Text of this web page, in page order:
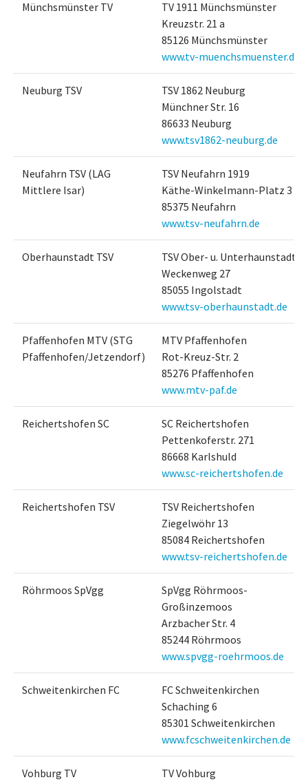
Münchsmünster TV
TV 1911 Münchsmünster
Kreuzstr. 21 a
85126 Münchsmünster
www.tv-muenchsmuenster.de
Neuburg TSV
TSV 1862 Neuburg
Münchner Str. 16
86633 Neuburg
www.tsv1862-neuburg.de
Neufahrn TSV (LAG
Mittlere Isar)
TSV Neufahrn 1919
Käthe-Winkelmann-Platz 3
85375 Neufahrn
www.tsv-neufahrn.de
Oberhaunstadt TSV
TSV Ober- u. Unterhaunstadt
Weckenweg 27
85055 Ingolstadt
www.tsv-oberhaunstadt.de
Pfaffenhofen MTV (STG
Pfaffenhofen/Jetzendorf)
MTV Pfaffenhofen
Rot-Kreuz-Str. 2
85276 Pfaffenhofen
www.mtv-paf.de
Reichertshofen SC
SC Reichertshofen
Pettenkoferstr. 271
86668 Karlshuld
www.sc-reichertshofen.de
Reichertshofen TSV
TSV Reichertshofen
Ziegelwöhr 13
85084 Reichertshofen
www.tsv-reichertshofen.de
Röhrmoos SpVgg
SpVgg Röhrmoos-
Großinzemoos
Arzbacher Str. 4
85244 Röhrmoos
www.spvgg-roehrmoos.de
Schweitenkirchen FC
FC Schweitenkirchen
Schaching 6
85301 Schweitenkirchen
www.fcschweitenkirchen.de
Vohburg TV
TV Vohburg